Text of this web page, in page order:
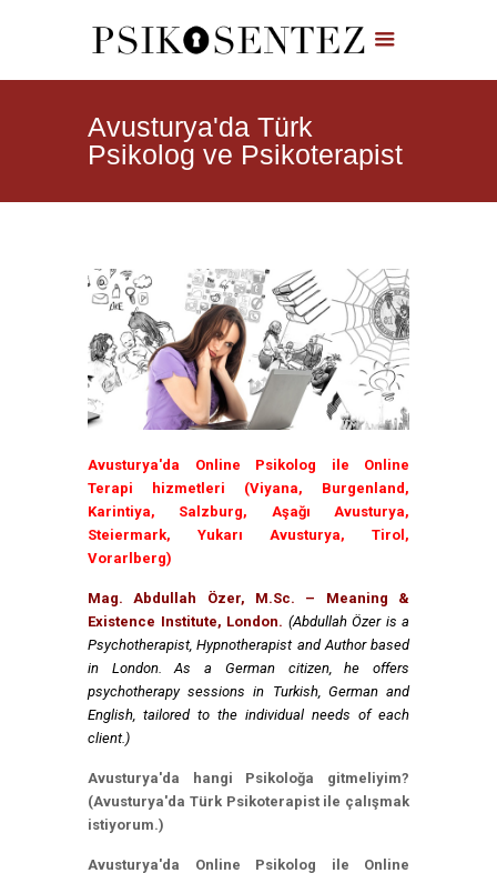
Avusturya'da Türk
Psikolog ve Psikoterapist
Avusturya'da Online Psikolog ile Online
Terapi hizmetleri (Viyana, Burgenland,
Karintiya, Salzburg, Aşağı Avusturya,
Steiermark, Yukarı Avusturya, Tirol,
Vorarlberg)
Mag. Abdullah Özer, M.Sc. – Meaning &
Existence Institute, London. (Abdullah Özer is a
Psychotherapist, Hypnotherapist and Author based
in London. As a German citizen, he offers
psychotherapy sessions in Turkish, German and
English, tailored to the individual needs of each
client.)
Avusturya'da hangi Psikoloğa gitmeliyim?
(Avusturya'da Türk Psikoterapist ile çalışmak
istiyorum.)
Avusturya'da Online Psikolog ile Online